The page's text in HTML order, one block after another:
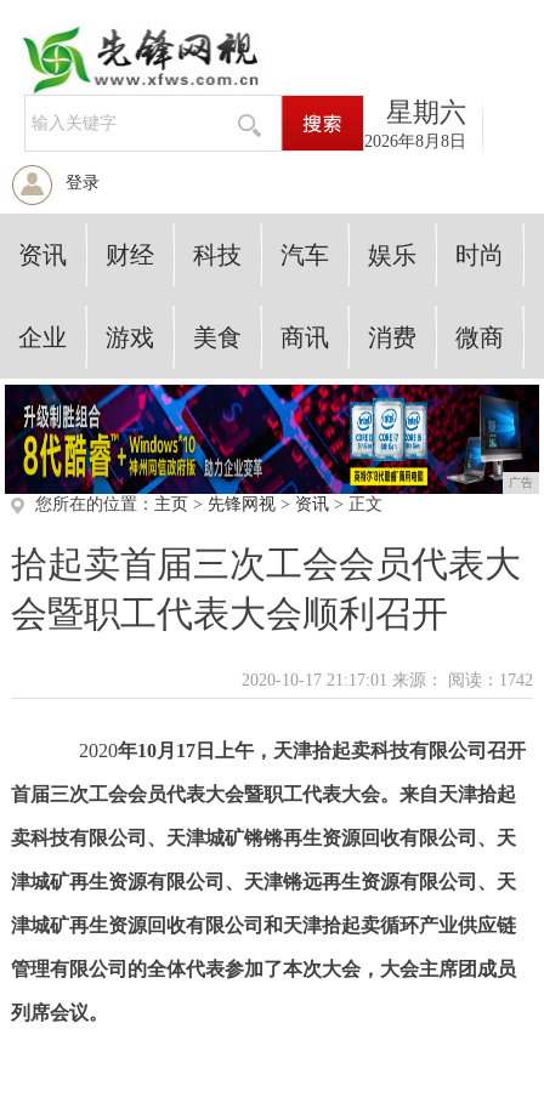
星期六
2026年8月8日
登录
资讯 财经 科技 汽车 娱乐 时尚
企业 游戏 美食 商讯 消费 微商
广告
您所在的位置： 主页 > 先锋网视> 资讯> 正文
拾起卖首届三次工会会员代表大
会暨职工代表大会顺利召开
2020-10-17 21:17:01 来源： 阅读：1742
2020年10月 17日上午，天津拾起卖科技有限公司召开
首届三次工会会员代表大会暨职工代表大会。来自天津拾起
卖科技有限公司、天津城矿锵锵再生资源回收有限公司、天
津城矿再生资源有限公司、天津锵远再生资源有限公司、天
津城矿再生资源回收有限公司和天津拾起卖循环产业供应链
管理有限公司的全体代表参加了本次大会，大会主席团成员
列席会议。